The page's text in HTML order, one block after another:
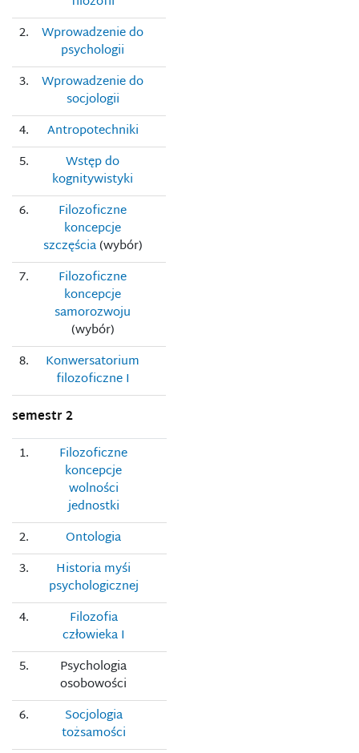
2.
Wprowadzenie do
psychologii
3.
Wprowadzenie do
socjologii
4.
Antropotechniki
5.
Wstęp do
kognitywistyki
6.
Filozoficzne
koncepcje
szczęścia(wybór)
7.
Filozoficzne
koncepcje
samorozwoju
(wybór)
8.
Konwersatorium
filozoficzne I
semestr 2
1.
Filozoficzne
koncepcje
wolności
jednostki
2.
Ontologia
3.
Historia myśi
psychologicznej
4.
Filozofia
człowieka I
5.
Psychologia
osobowości
6.
Socjologia
tożsamości